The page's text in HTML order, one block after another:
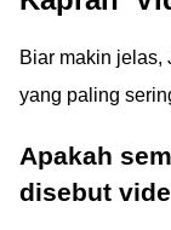
Biar makin jelas,
yang paling
Apakah
disebut